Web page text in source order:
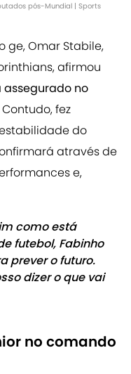
pós-Mundial | Sports
ge, Omar Stabile,
afirmou
assegurado no
fez
do
através de
e,
como está
futebol, Fabinho
prever o futuro.
dizer o que vai
no comando